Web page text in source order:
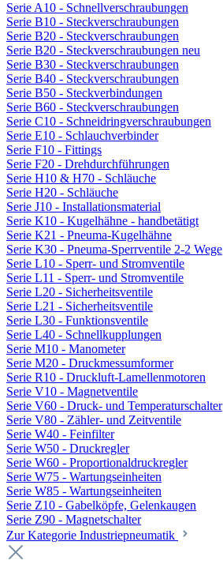
Serie A10 - Schnellverschraubungen
Serie B10 - Steckverschraubungen
Serie B20 - Steckverschraubungen
Serie B20 - Steckverschraubungen neu
Serie B30 - Steckverschraubungen
Serie B40 - Steckverschraubungen
Serie B50 - Steckverbindungen
Serie B60 - Steckverschraubungen
Serie C10 - Schneidringverschraubungen
Serie E10 - Schlauchverbinder
Serie F10 - Fittings
Serie F20 - Drehdurchführungen
Serie H10 & H70 - Schläuche
Serie H20 - Schläuche
Serie J10 - Installationsmaterial
Serie K10 - Kugelhähne - handbetätigt
Serie K21 - Pneuma-Kugelhähne
Serie K30 - Pneuma-Sperrventile 2-2 Wege
Serie L10 - Sperr- und Stromventile
Serie L11 - Sperr- und Stromventile
Serie L20 - Sicherheitsventile
Serie L21 - Sicherheitsventile
Serie L30 - Funktionsventile
Serie L40 - Schnellkupplungen
Serie M10 - Manometer
Serie M20 - Druckmessumformer
Serie R10 - Druckluft-Lamellenmotoren
Serie V10 - Magnetventile
Serie V60 - Druck- und Temperaturschalter
Serie V80 - Zähler- und Zeitventile
Serie W40 - Feinfilter
Serie W50 - Druckregler
Serie W60 - Proportionaldruckregler
Serie W75 - Wartungseinheiten
Serie W85 - Wartungseinheiten
Serie Z10 - Gabelköpfe, Gelenkaugen
Serie Z90 - Magnetschalter
Zur Kategorie Industriepneumatik